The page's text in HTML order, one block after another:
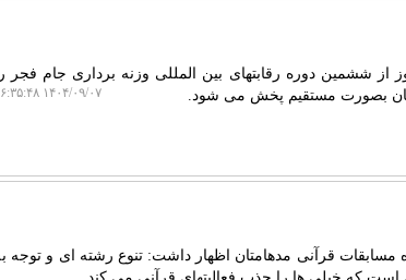
ششمین دوره رقابتهای بین المللی وزنه برداری جام فجر را
۱۴۰۴/۰۹/۰۷ ۱۶:۳۵:۴۸
مسابقات قرآنی مدهامتان اظهار داشت: تنوع رشته ای و توجه